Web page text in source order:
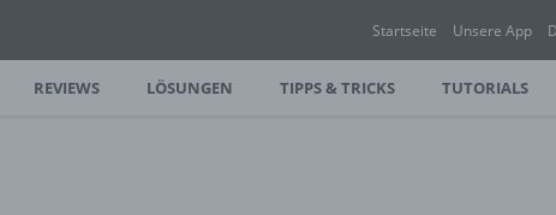
Startseite Unsere App
REVIEWS LÖSUNGEN TIPPS & TRICKS TUTORIALS